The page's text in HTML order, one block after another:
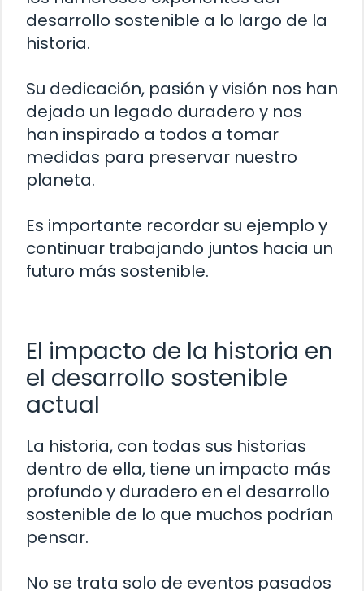
desarrollo sostenible a lo largo de la
historia.
Su dedicación, pasión y visión nos han
dejado un legado duradero y nos
han inspirado a todos a tomar
medidas para preservar nuestro
planeta.
Es importante recordar su ejemplo y
continuar trabajando juntos hacia un
futuro más sostenible.
El impacto de la historia en
el desarrollo sostenible
actual
La historia, con todas sus historias
dentro de ella, tiene un impacto más
profundo y duradero en el desarrollo
sostenible de lo que muchos podrían
pensar.
No se trata solo de eventos pasados